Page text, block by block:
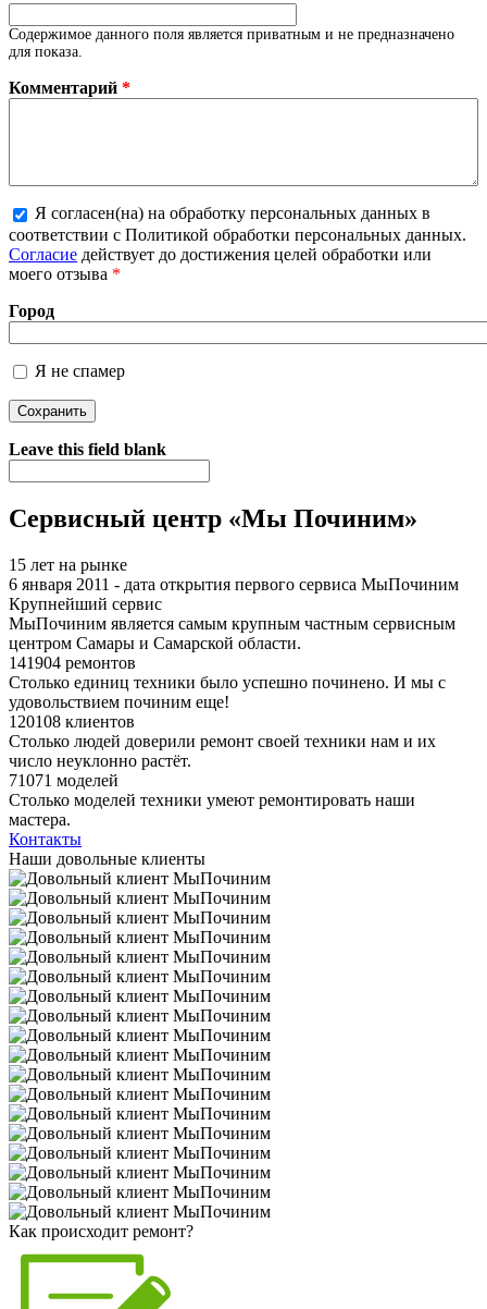
Содержимое данного поля является приватным и не предназначено
для показа.
Комментарий *
Более подробная информация о текстовых форматах
Я согласен(на) на обработку персональных данных в
соответствии с Политикой обработки персональных данных.
Согласие действует до достижения целей обработки или
моего отзыва *
Город
Я не спамер
Я спамер
Leave this field blank
Сервисный центр «Мы Починим»
15 лет на рынке
6 января 2011 - дата открытия первого сервиса МыПочиним
Крупнейший сервис
МыПочиним является самым крупным частным сервисным
центром Самары и Самарской области.
141904 ремонтов
Столько единиц техники было успешно починено. И мы с
удовольствием починим еще!
120108 клиентов
Столько людей доверили ремонт своей техники нам и их
число неуклонно растёт.
71071 моделей
Столько моделей техники умеют ремонтировать наши
мастера.
Контакты
Наши довольные клиенты
Как происходит ремонт?